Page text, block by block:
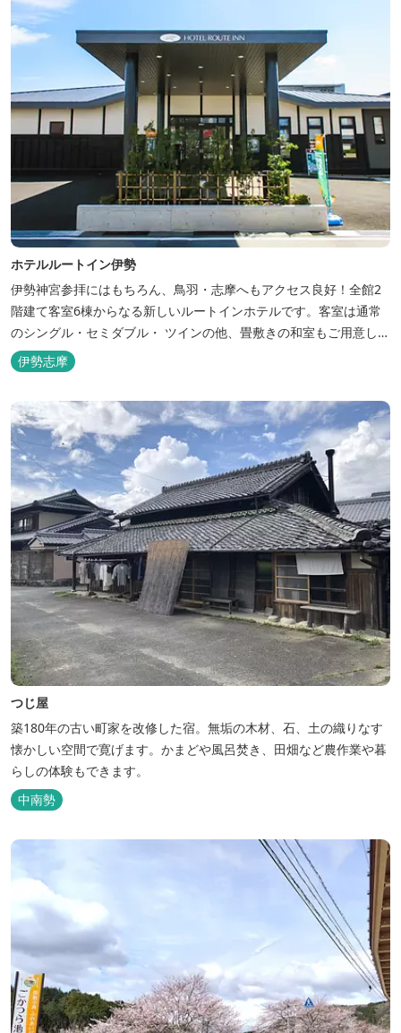
ホテルルートイン伊勢
伊勢神宮参拝にはもちろん、鳥羽・志摩へもアクセス良好！全館2
階建て客室6棟からなる新しいルートインホテルです。客室は通常
のシングル・セミダブル・ ツインの他、畳敷きの和室もご用意して
おります。 （和室はベッドが設置されています）靴を脱いでお部屋
でおくつろぎください。 また、朝食バイキング無料サービス（営業
時間6:30～900）、大浴場完備、全室インターネット回線完備（Wi-
Fi・LAN接...
伊勢志摩
つじ屋
築180年の古い町家を改修した宿。無垢の木材、石、土の織りなす
懐かしい空間で寛げます。かまどや風呂焚き、田畑など農作業や暮
らしの体験もできます。
中南勢